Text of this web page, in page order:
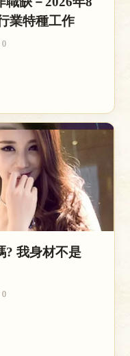
業特種工作
0
? 我身材不是
0